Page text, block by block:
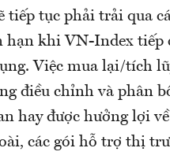
tục phải trải qua
hạn khi VN-Index tiếp
Việc mua lại/tích
điều chỉnh và phân
hay được hưởng lợi
các gói hỗ trợ thị